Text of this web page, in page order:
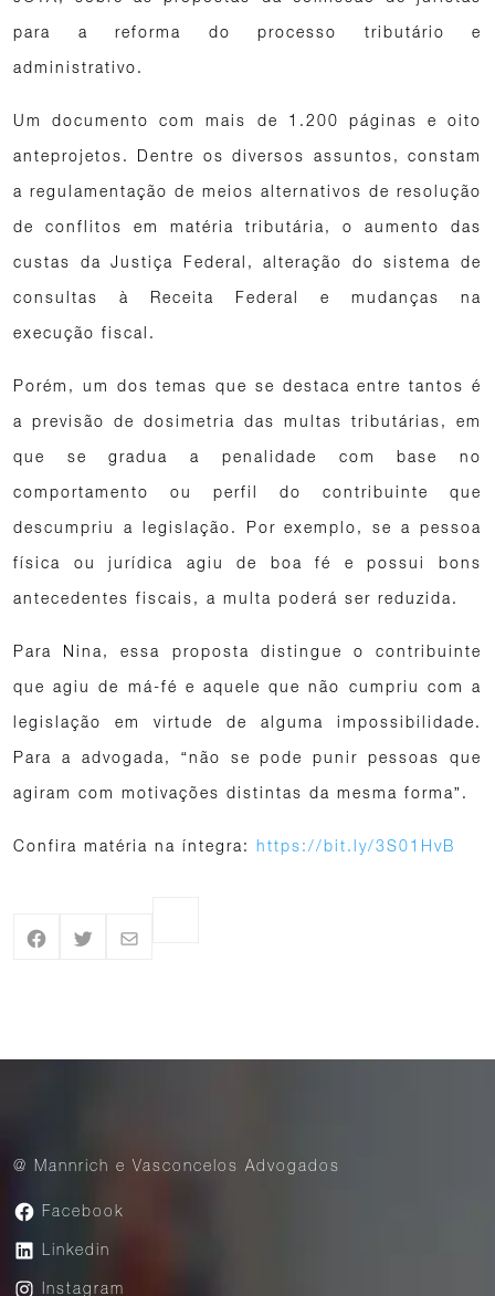
para a reforma do processo tributário e
administrativo.
Um documento com mais de 1.200 páginas e oito
anteprojetos. Dentre os diversos assuntos, constam
a regulamentação de meios alternativos de resolução
de conflitos em matéria tributária, o aumento das
custas da Justiça Federal, alteração do sistema de
consultas à Receita Federal e mudanças na
execução fiscal.
Porém, um dos temas que se destaca entre tantos é
a previsão de dosimetria das multas tributárias, em
que se gradua a penalidade com base no
comportamento ou perfil do contribuinte que
descumpriu a legislação. Por exemplo, se a pessoa
física ou jurídica agiu de boa fé e possui bons
antecedentes fiscais, a multa poderá ser reduzida.
Para Nina, essa proposta distingue o contribuinte
que agiu de má-fé e aquele que não cumpriu com a
legislação em virtude de alguma impossibilidade.
Para a advogada, “não se pode punir pessoas que
agiram com motivações distintas da mesma forma”.
Confira matéria na íntegra: https://bit.ly/3S01HvB
@ Mannrich e Vasconcelos Advogados
Facebook
Linkedin
Instagram